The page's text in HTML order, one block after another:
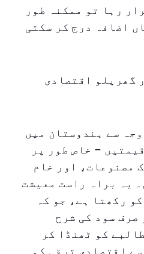
رہا تو ممکنہ طور
اضافہ درج کر سکتی
گھریلو اقتصادی
سے ہندوستان میں
– خاص طور پر
مصنوعات، اور خام
یہ براہ راست معیشت
رکھتا ہے، جو کہ
صرف سود کی شرح
کو ٹھنڈا کر
اقتصادی ترقی کو